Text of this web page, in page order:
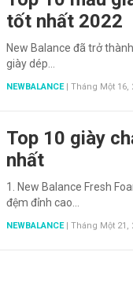
tốt nhất 2022
New Balance đã trở
giày dép…
NEWBALANCE | Tháng Một 16,
Top 10 giày
nhất
1. New Balance Fresh
đệm đỉnh cao…
NEWBALANCE | Tháng Một 21,